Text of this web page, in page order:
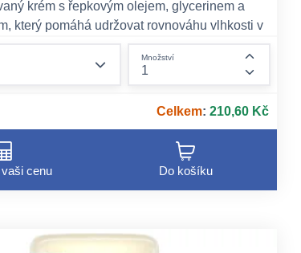
krém s řepkovým olejem, glycerinem a
který pomáhá udržovat rovnováhu vlhkosti v
hebkou a vyživenou
Množství
Celkem: 210,60 Kč
cenu Do košíku